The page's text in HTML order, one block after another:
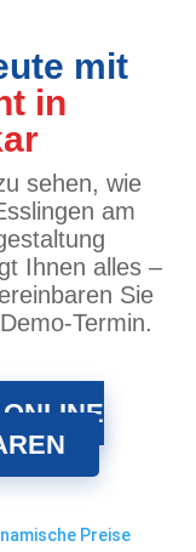
mit
in
sehen, wie
am
Ihnen alles –
Sie
Termin.
Preise